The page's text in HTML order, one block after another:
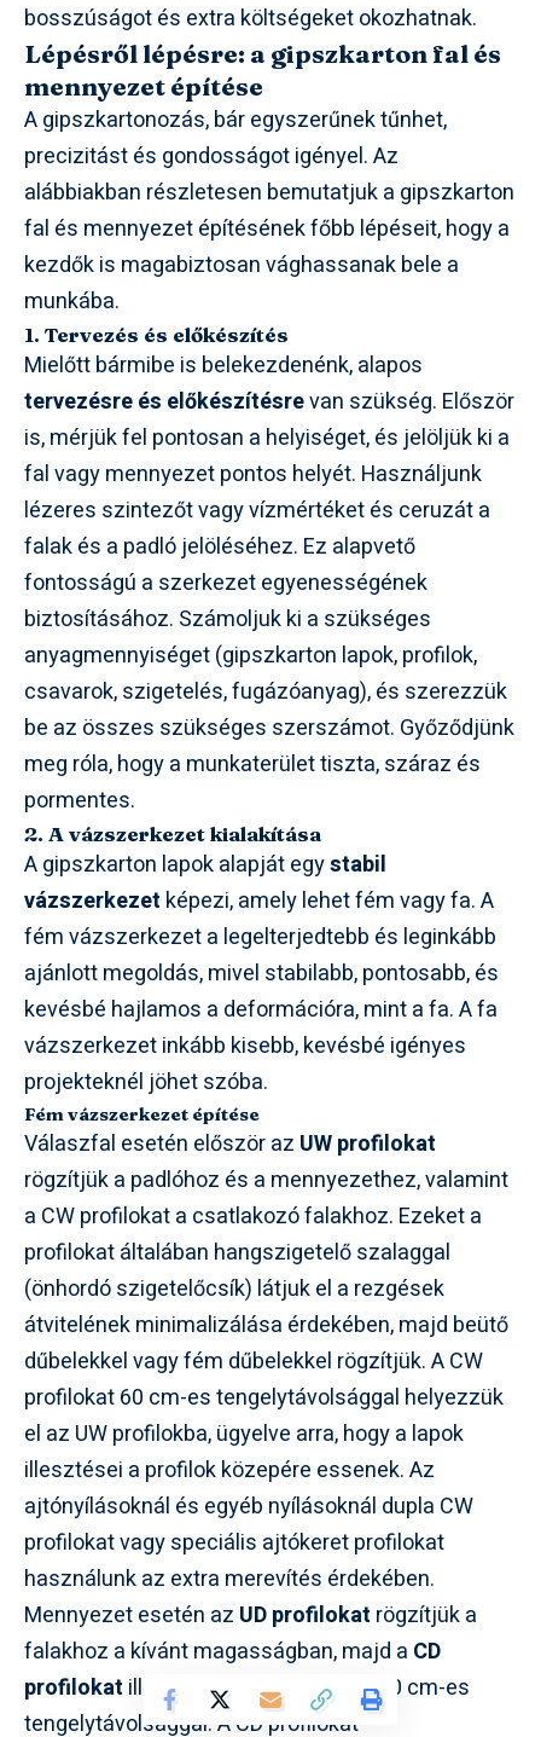
bosszúságot és extra költségeket okozhatnak.
Lépésről lépésre: a gipszkarton fal és
mennyezet építése
A gipszkartonozás, bár egyszerűnek tűnhet,
precizitást és gondosságot igényel. Az
alábbiakban részletesen bemutatjuk a gipszkarton
fal és mennyezet építésének főbb lépéseit, hogy a
kezdők is magabiztosan vághassanak bele a
munkába.
1. Tervezés és előkészítés
Mielőtt bármibe is belekezdenénk, alapos
tervezésre és előkészítésrevan szükség. Először
is, mérjük fel pontosan a helyiséget, és jelöljük ki a
fal vagy mennyezet pontos helyét. Használjunk
lézeres szintezőt vagy vízmértéket és ceruzát a
falak és a padló jelöléséhez. Ez alapvető
fontosságú a szerkezet egyenességének
biztosításához. Számoljuk ki a szükséges
anyagmennyiséget (gipszkarton lapok, profilok,
csavarok, szigetelés, fugázóanyag), és szerezzük
be az összes szükséges szerszámot. Győződjünk
meg róla, hogy a munkaterület tiszta, száraz és
pormentes.
2. A vázszerkezet kialakítása
A gipszkarton lapok alapját egystabil
vázszerkezet képezi, amely lehet fém vagy fa. A
fém vázszerkezet a legelterjedtebb és leginkább
ajánlott megoldás, mivel stabilabb, pontosabb, és
kevésbé hajlamos a deformációra, mint a fa. A fa
vázszerkezet inkább kisebb, kevésbé igényes
projekteknél jöhet szóba.
Fém vázszerkezet építése
Válaszfal esetén először az UW profilokat
rögzítjük a padlóhoz és a mennyezethez, valamint
a CW profilokat a csatlakozó falakhoz. Ezeket a
profilokat általában hangszigetelő szalaggal
(önhordó szigetelőcsík) látjuk el a rezgések
átvitelének minimalizálása érdekében, majd beütő
dűbelekkel vagy fém dűbelekkel rögzítjük. A CW
profilokat 60 cm-es tengelytávolsággal helyezzük
el az UW profilokba, ügyelve arra, hogy a lapok
illesztései a profilok közepére essenek. Az
ajtónyílásoknál és egyéb nyílásoknál dupla CW
profilokat vagy speciális ajtókeret profilokat
használunk az extra merevítés érdekében.
Mennyezet esetén az UD profilokat rögzítjük a
falakhoz a kívánt magasságban, majd a CD
profilokat illesztjük be, általában 40-50 cm-es
tengelytávolsággal. A CD profilokat